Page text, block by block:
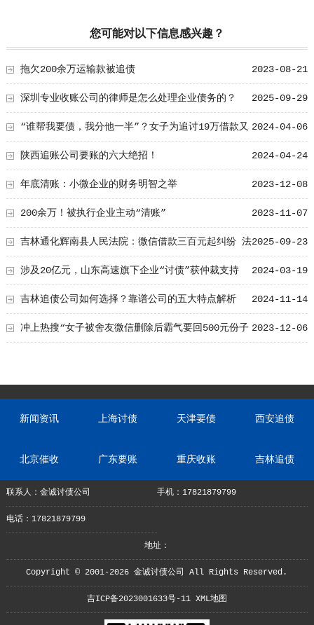
您可能对以下信息感兴趣？
2023-08-21
拖欠200余万运输款被追债
2025-09-29
深圳专业收账公司的律师是怎么处理企业债务的？
2024-04-06
“谁帮我要债，我分他一半”？女子为追讨19万借款又
被骗60万 2024-04-24
陕西追账公司要账的六大绝招！
2023-12-08
年底清账：小微企业的财务明智之举
2023-11-07
200余万！被执行企业主动“清账”
2025-09-23
吉林通化辉南县人民法院：微信借款三百元起纠纷 法
庭调解半日解民忧 2024-03-19
涉及20亿元，山东高速旗下企业“讨债”获仲裁支持
2024-11-14
吉林追债公司如何选择？靠谱公司的五大特点解析
2023-12-06
冲上热搜“女子被舍友微信删除后霸气要回500元份子
新闻资讯 上海讨债 天津要债 西安追债
北京催收 广东要账 重庆收账 吉林追债
联系人：金诚讨债公司 手机：17821879799
电话：17821879799
地址：
Copyright © 2001-2026 金诚讨债公司 All Rights Reserved.
吉ICP备2023001633号-11 XML地图